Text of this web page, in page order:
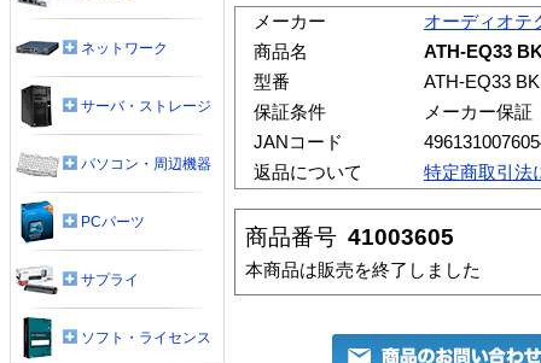
メーカー
オーディオテ
商品名
ATH-EQ33
型番
ATH-EQ33 BK
保証条件
メーカー保証
JANコード
返品について
特定商取引法
商品番号 41003605
本商品は販売を終了しました
ネットワーク
サーバ・ストレージ
パソコン・周辺機器
PCパーツ
サプライ
ソフト・ライセンス